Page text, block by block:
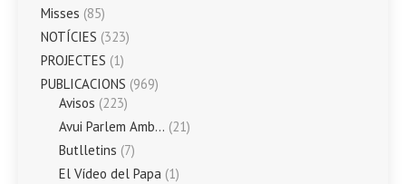
Misses (85)
NOTÍCIES (323)
PROJECTES (1)
PUBLICACIONS (969)
Avisos (223)
Avui Parlem Amb… (21)
Butlletins (7)
El Vídeo del Papa (1)